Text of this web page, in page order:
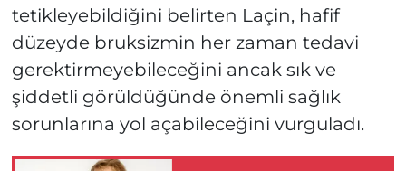
tetikleyebildiğini belirten Laçin, hafif
düzeyde bruksizmin her zaman tedavi
gerektirmeyebileceğini ancak sık ve
şiddetli görüldüğünde önemli sağlık
sorunlarına yol açabileceğini vurguladı.